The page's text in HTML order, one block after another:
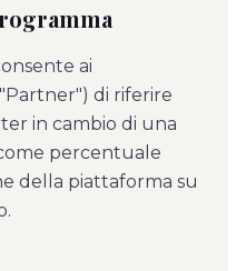
ai
di riferire
in cambio di una
percentuale
della piattaforma su